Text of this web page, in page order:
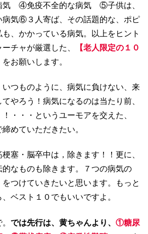
気 ④免疫不全的な病気 ⑤子供は、
病気⑥３人寄ば、その話題的な、ポピ
かかっている病気。以上をヒント
チャが厳選した、
【老人限定の１０
をお願いします。
つものように、病気に負けない、来
やろう！病気になるのは当たり前、
・・・というユーモアを交えた、
締めていただきたい。
塞・脳卒中は，除きます！！更に、
なものも除きます。７つの病気の
をつけていきたいと思います。もっと
ベスト１０でもいいですよ。
では先行は、黄ちゃんより、 ①糖尿